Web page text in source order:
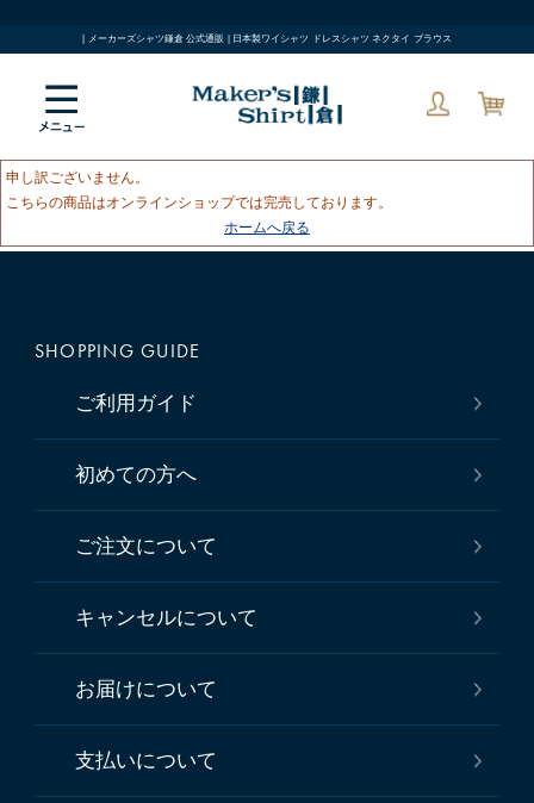
| メーカーズシャツ鎌倉 公式通販 | 日本製ワイシャツ ドレスシャツ ネクタイ ブラウス
申し訳ございません。
こちらの商品はオンラインショップでは完売しております。
ホームへ戻る
SHOPPING GUIDE
ご利用ガイド
初めての方へ
ご注文について
キャンセルについて
お届けについて
支払いについて